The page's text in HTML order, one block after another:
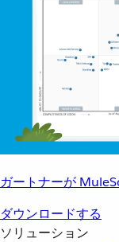
ガートナーが
ダウンロードする
ソリューション